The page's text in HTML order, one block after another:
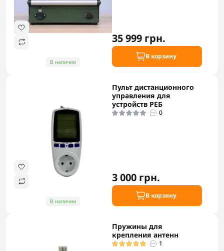
В наличии
35 999 грн.
В корзину
В наличии
Пульт дистанционного
управления для
устройств РЕБ
0
3 000 грн.
В корзину
Пружины для
крепления антенн
1